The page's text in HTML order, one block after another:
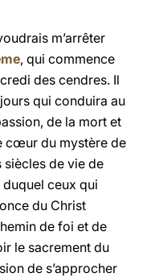
m’arrêter
, qui commence
des cendres. Il
qui conduira au
de la mort et
cœur du mystère de
siècles de vie de
duquel ceux qui
du Christ
de foi et de
le sacrement du
de s’approcher